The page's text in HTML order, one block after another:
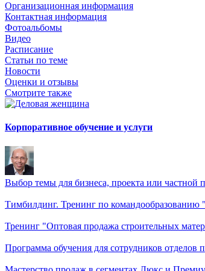
Организационная информация
Контактная информация
Фотоальбомы
Видео
Расписание
Статьи по теме
Новости
Оценки и отзывы
Смотрите также
Корпоративное обучение и услуги
Выбор темы для бизнеса, проекта или
Тимбилдинг. Тренинг по командообразованию
Тренинг "Оптовая продажа строительных
Программа обучения для сотрудников